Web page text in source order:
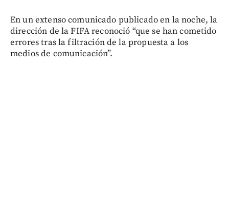
En un extenso comunicado publicado en la noche, la
dirección de la FIFA reconoció “que se han cometido
errores tras la filtración de la propuesta a los
medios de comunicación”.